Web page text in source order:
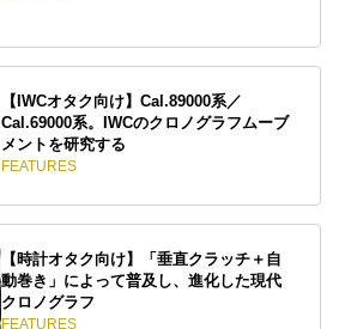
【IWCオタク向け】Cal.89000系／
Cal.69000系。IWCのクロノグラフムーブ
メントを研究する
FEATURES
【時計オタク向け】「垂直クラッチ＋自
動巻き」によって普及し、進化した現代
クロノグラフ
FEATURES